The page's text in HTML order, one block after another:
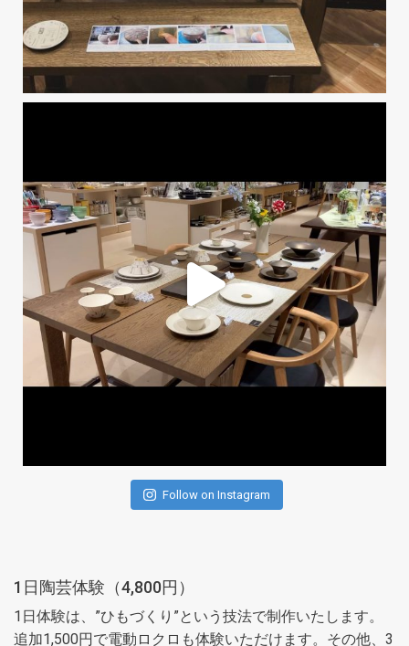
Follow on Instagram
1日陶芸体験（4,800円）
1日体験は、”ひもづくり”という技法で制作いたします。
追加1,500円で電動ロクロも体験いただけます。その他、3